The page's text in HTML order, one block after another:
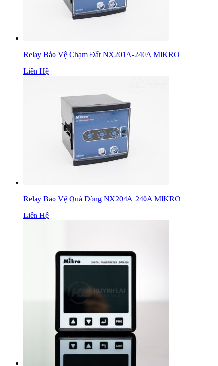
Relay Bảo Vệ Chạm Đất NX201A-240A MIKRO
Liên Hệ
Relay Bảo Vệ Quá Dòng NX204A-240A MIKRO
Liên Hệ